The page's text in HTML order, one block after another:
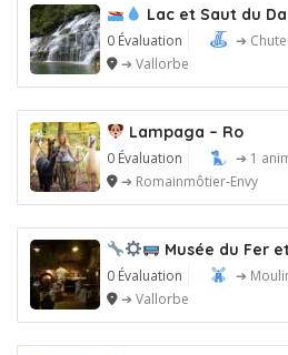
Lac et Saut du Da
0 Évaluation
➔
➔ Vallorbe
Lampaga – Ro
0 Évaluation
➔ 1
➔ Romainmôtier-Envy
Musée du Fer
0 Évaluation
➔
➔ Vallorbe